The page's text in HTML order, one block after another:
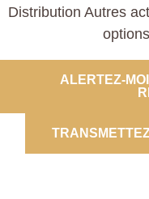
Distribution Autres
ALERTEZ-